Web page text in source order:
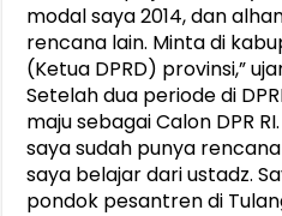
modal saya 2014, dan
rencana lain. Minta di
(Ketua DPRD) provinsi,”
Setelah dua periode di
maju sebagai Calon DPR
saya sudah punya
saya belajar dari ustadz.
pondok pesantren di